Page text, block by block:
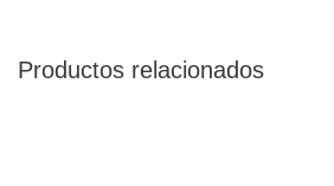
Productos relacionados